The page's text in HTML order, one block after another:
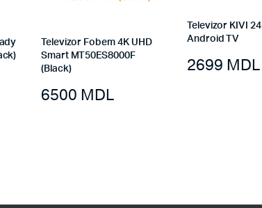
Televizor Fobem 4K UHD
Smart MT50ES8000F
(Black)
6500 MDL
Televizor KIVI
Android TV
2699 MDL